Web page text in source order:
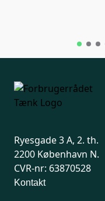
Ryesgade 3 A, 2. th.
2200 København N.
CVR-nr: 63870528
Kontakt